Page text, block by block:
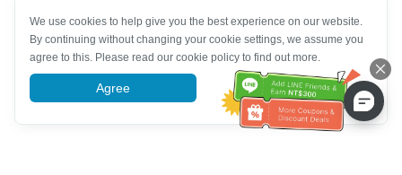
We use cookies to help give you the best experience on our website.
By continuing without changing your cookie settings, we assume you
agree to this. Please read our cookie policy to find out more.
Agree More information